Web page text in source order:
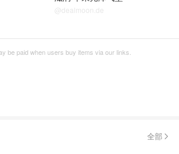
@dealmoon.de
be paid when users buy items via our links.
全部